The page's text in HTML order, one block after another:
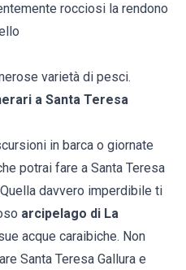
rocciosi la rendono
varietà di pesci.
a Santa Teresa
in barca o giornate
potrai fare a Santa Teresa
davvero imperdibile ti
arcipelago di La
acque caraibiche. Non
Santa Teresa Gallura e